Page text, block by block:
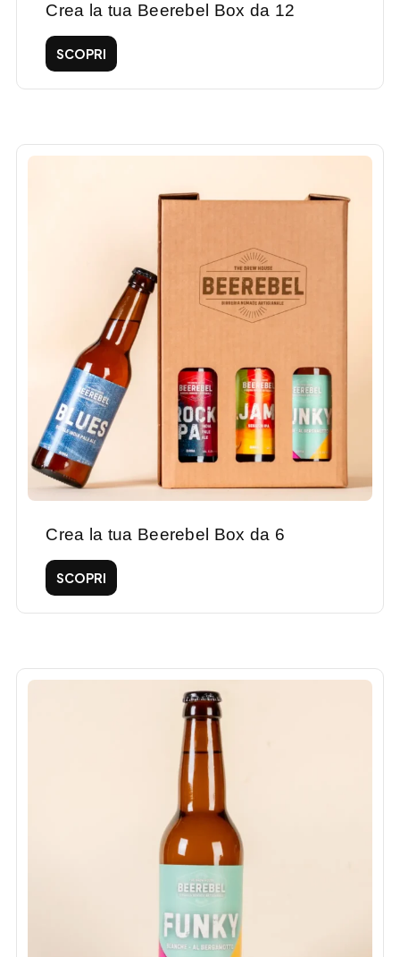
Crea la tua Beerebel Box da 12
SCOPRI
Crea la tua Beerebel Box da 6
SCOPRI